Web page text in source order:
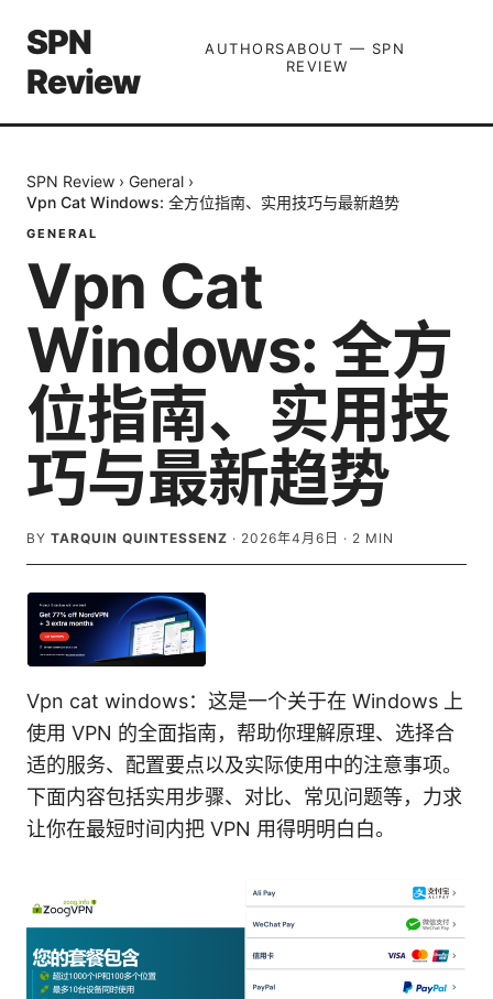
SPN
Review
AUTHORSABOUT — SPN
REVIEW
SPN Review › General ›
Vpn Cat Windows: 全方位指南、实用技巧与最新趋势
GENERAL
Vpn Cat
Windows: 全方
位指南、实用技
巧与最新趋势
BY TARQUIN QUINTESSENZ · 2026年4月6日 · 2 MIN
Vpn cat windows：这是一个关于在 Windows 上
使用 VPN 的全面指南，帮助你理解原理、选择合
适的服务、配置要点以及实际使用中的注意事项。
下面内容包括实用步骤、对比、常见问题等，力求
让你在最短时间内把 VPN 用得明明白白。